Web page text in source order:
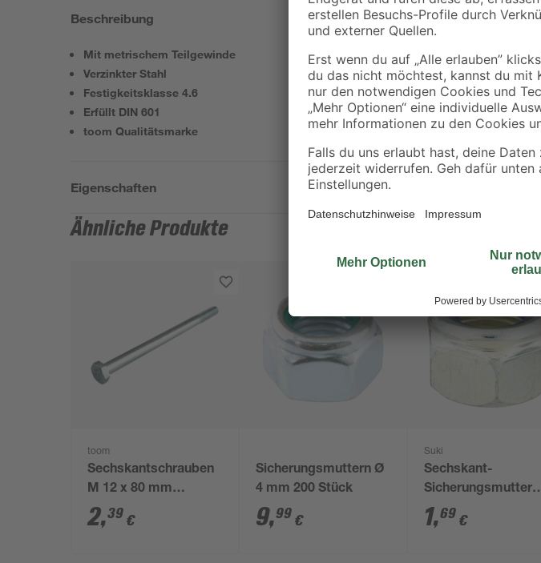
Beschreibung
Mit metrischem Teilgewinde
Verzinkter Stahl
Festigkeitsklasse 4.6
Erfüllt DIN 601
toom Qualitätsmarke
Eigenschaften
Ähnliche Produkte
toom
Sechskantschrauben
M 12 x 80 mm
verzinkt DIN 601
2,39 €
Sicherungsmuttern Ø
4 mm 200 Stück
9,99 €
Suki
Sechskant-
Sicherungsmutter
M18 Stahl 1 Stück
1,69 €